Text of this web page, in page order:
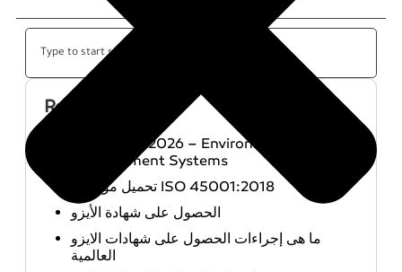
Recent Posts
ISO 14001:2026 – Environmental
Management Systems
تحميل مواصفة ISO 45001:2018
الحصول على شهادة الأيزو
ما هى إجراءات الحصول على شهادات الايزو
العالمية